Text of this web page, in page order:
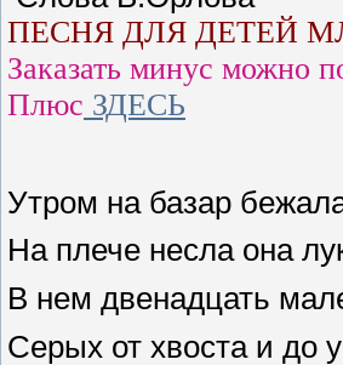
ПЕСНЯ ДЛЯ ДЕТЕЙ
Заказать минус можно
Плюс ЗДЕСЬ
Утром на базар
На плече несла она
В нем двенадцать
Серых от